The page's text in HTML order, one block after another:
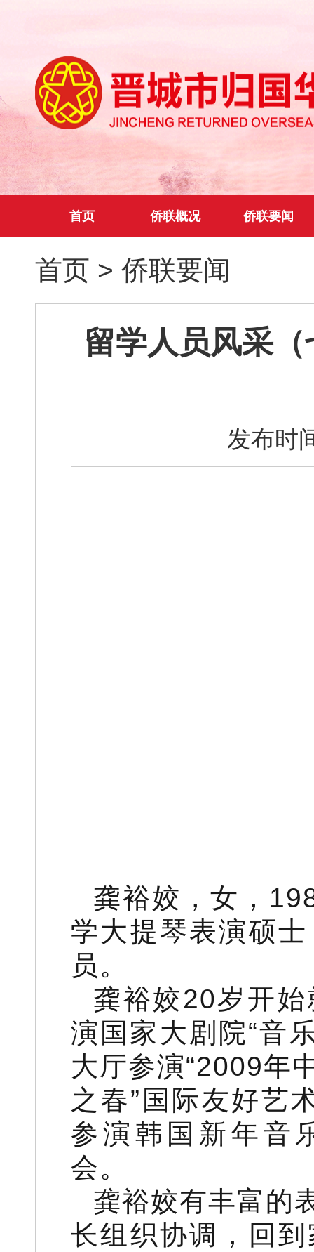
首页 侨联概况 侨联要闻
首页 > 侨联要闻
留学人员风采
发布时
龚裕姣，女，
学大提琴表演硕
员。
龚裕姣20岁开
演国家大剧院“音
大厅参演“2009年
之春”国际友好艺
参演韩国新年音
会。
龚裕姣有丰富的
长组织协调，回